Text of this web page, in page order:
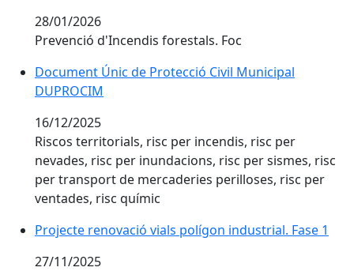
28/01/2026
Prevenció d'Incendis forestals. Foc
Document Únic de Protecció Civil Municipal
DUPROCIM
16/12/2025
Riscos territorials, risc per incendis, risc per
nevades, risc per inundacions, risc per sismes, risc
per transport de mercaderies perilloses, risc per
ventades, risc químic
Projecte renovació vials polígon industrial. Fase 1
27/11/2025